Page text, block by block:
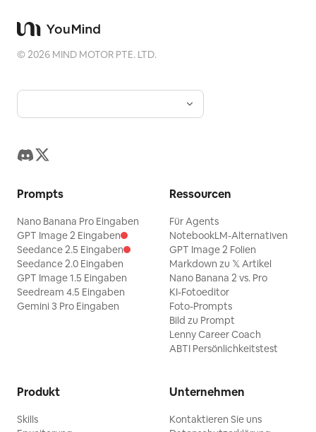
©2026 MIND MOTOR PTE. LTD.
Prompts
Nano Banana Pro Eingaben
GPT Image 2 Eingaben
Seedance 2.5 Eingaben
Seedance 2.0 Eingaben
GPT Image 1.5 Eingaben
Seedream 4.5 Eingaben
Gemini 3 Pro Eingaben
Ressourcen
Für Agents
NotebookLM-Alternativen
GPT Image 2 Folien
Markdown zu 𝕏 Artikel
Nano Banana 2 vs. Pro
KI-Fotoeditor
Foto-Prompts
Bild zu Prompt
Lenny Career Coach
ABTI Persönlichkeitstest
Produkt
Skills
Unternehmen
Kontaktieren Sie uns